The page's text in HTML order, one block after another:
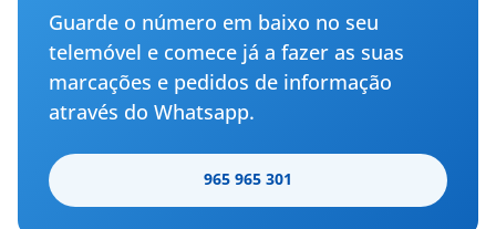
Guarde o número em baixo no seu
telemóvel e comece já a fazer as suas
marcações e pedidos de informação
através do Whatsapp.
965 965 301